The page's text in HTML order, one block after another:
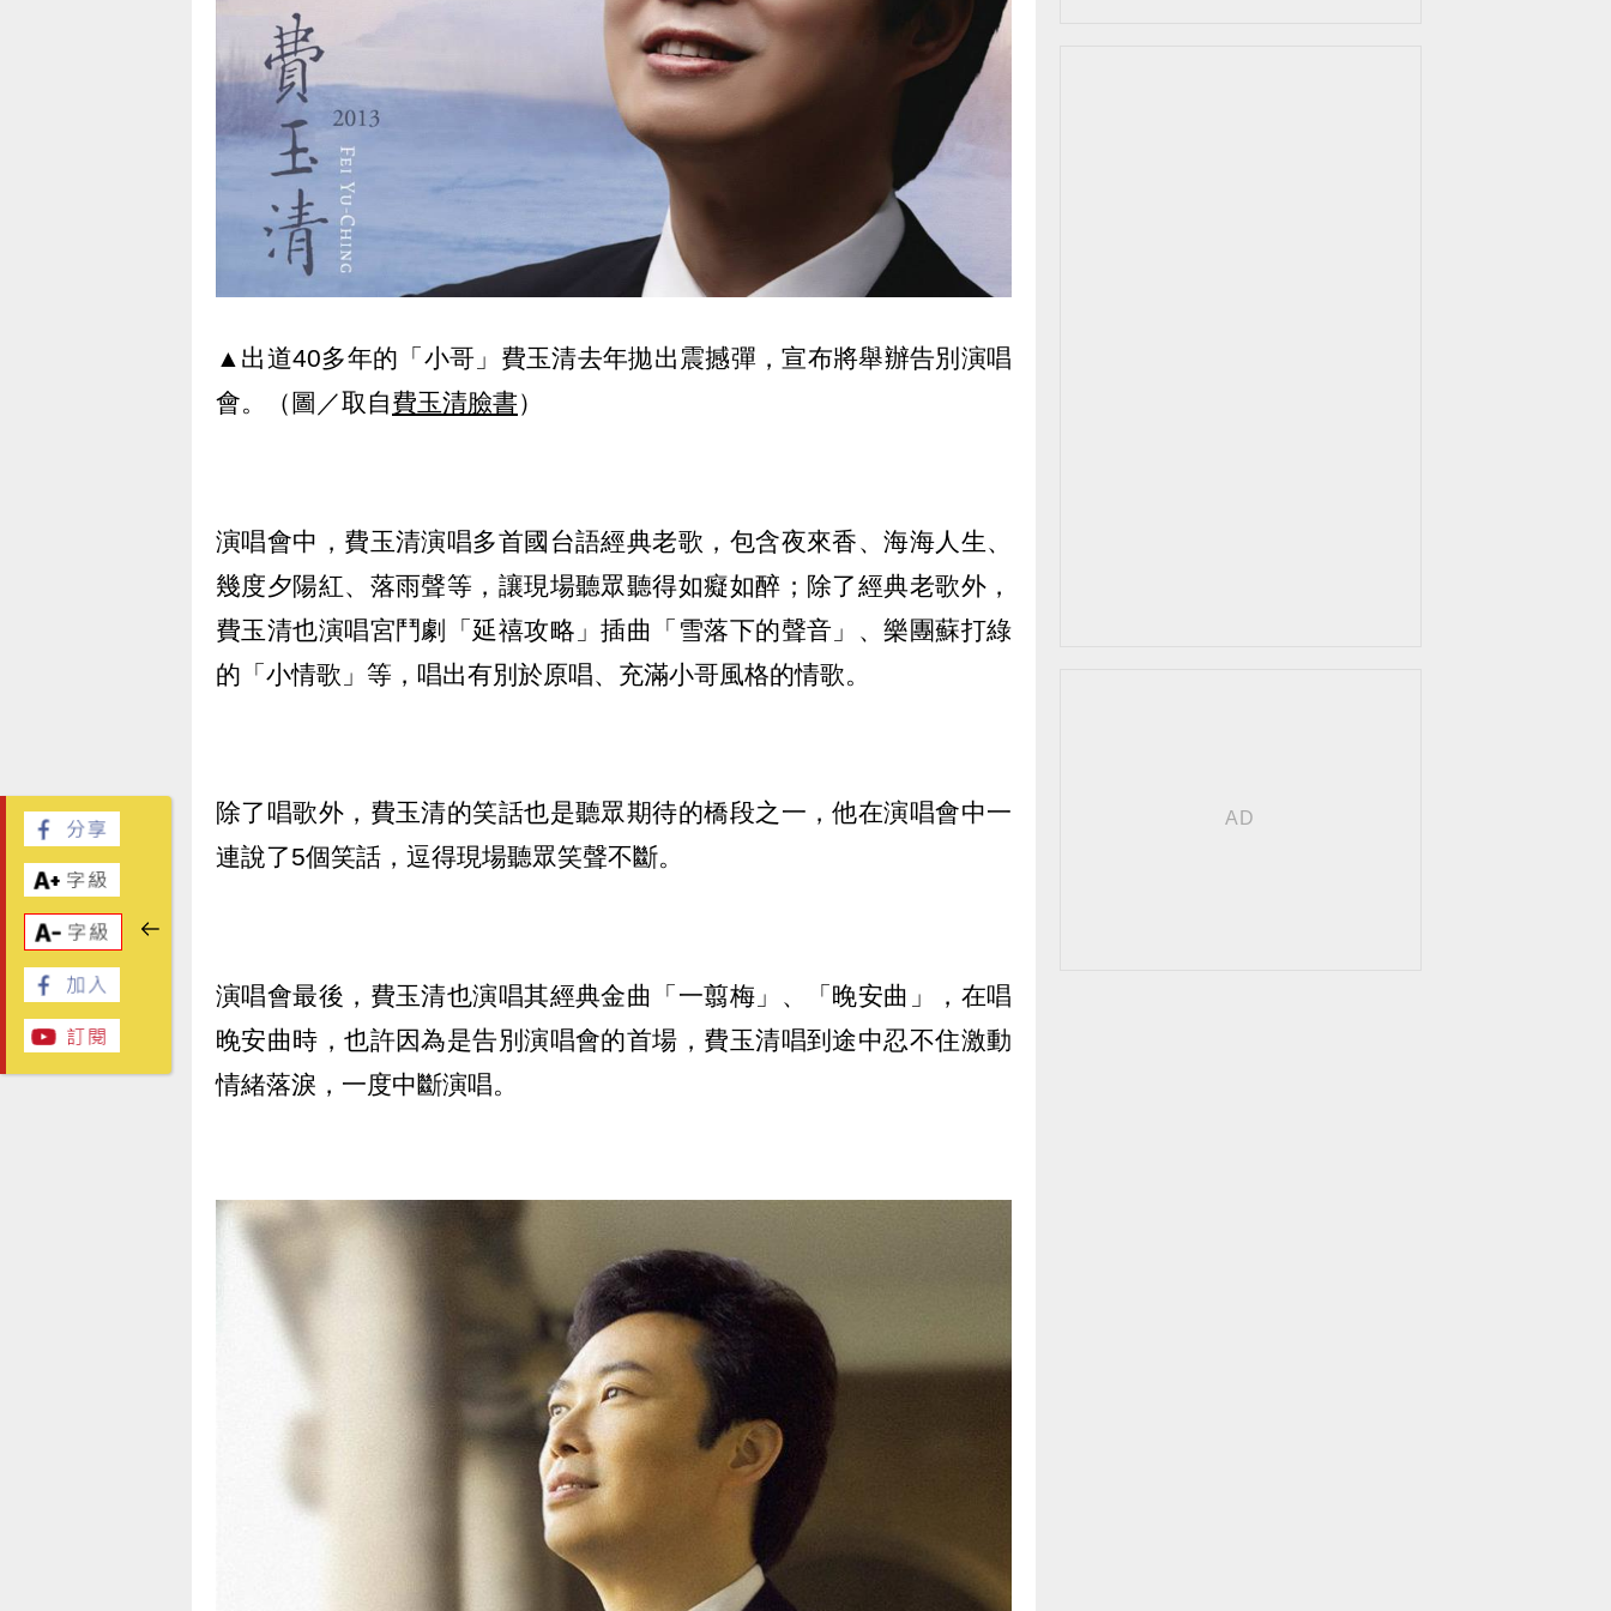
▲出道40多年的「小哥」費玉清去年拋出震撼彈，宣布將舉辦告別演唱
會。（圖／取自費玉清臉書）
演唱會中，費玉清演唱多首國台語經典老歌，包含夜來香、海海人生、
幾度夕陽紅、落雨聲等，讓現場聽眾聽得如癡如醉；除了經典老歌外，
費玉清也演唱宮鬥劇「延禧攻略」插曲「雪落下的聲音」、樂團蘇打綠
的「小情歌」等，唱出有別於原唱、充滿小哥風格的情歌。
除了唱歌外，費玉清的笑話也是聽眾期待的橋段之一，他在演唱會中一
連說了5個笑話，逗得現場聽眾笑聲不斷。
演唱會最後，費玉清也演唱其經典金曲「一翦梅」、「晚安曲」，在唱
晚安曲時，也許因為是告別演唱會的首場，費玉清唱到途中忍不住激動
情緒落淚，一度中斷演唱。